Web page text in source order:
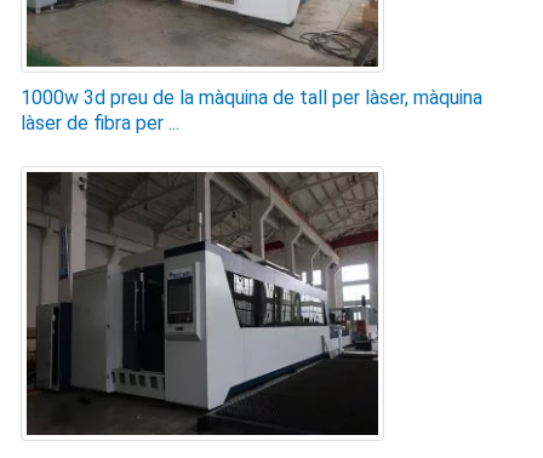
1000w 3d preu de la màquina de tall per làser, màquina
làser de fibra per ...